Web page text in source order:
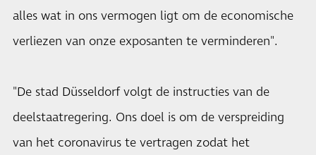
alles wat in ons vermogen ligt om de economische
verliezen van onze exposanten te verminderen".
"De stad Düsseldorf volgt de instructies van de
deelstaatregering. Ons doel is om de verspreiding
van het coronavirus te vertragen zodat het